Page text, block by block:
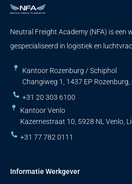
Neutral Freight Academy (NFA) is een
gespecialiseerd in logistiek en
Kantoor Rozenburg / Schiphol
Changiweg 1, 1437 EP
+31 20 303 6100
Kantoor Venlo
Kazernestraat 10, 5928 NL Venlo,
+31 77 782 0111
Informatie Werkgever